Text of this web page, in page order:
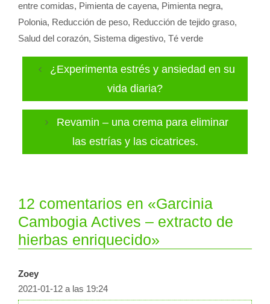
entre comidas, Pimienta de cayena, Pimienta negra,
Polonia, Reducción de peso, Reducción de tejido graso,
Salud del corazón, Sistema digestivo, Té verde
¿Experimenta estrés y ansiedad en su
vida diaria?
Revamin – una crema para eliminar
las estrías y las cicatrices.
12 comentarios en «Garcinia
Cambogia Actives – extracto de
hierbas enriquecido»
Zoey
2021-01-12 a las 19:24